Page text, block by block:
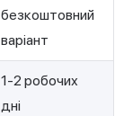
безкоштовний
варіант
1-2 робочих
дні